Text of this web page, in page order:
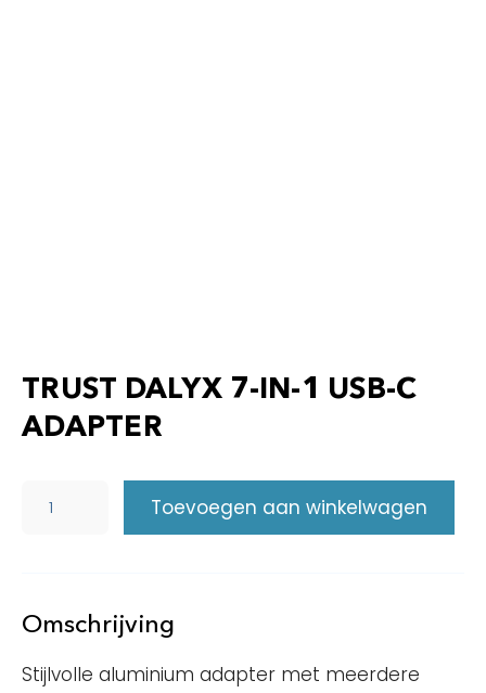
TRUST DALYX 7-IN-1 USB-C
ADAPTER
Toevoegen aan winkelwagen
Omschrijving
Stijlvolle aluminium adapter met meerdere